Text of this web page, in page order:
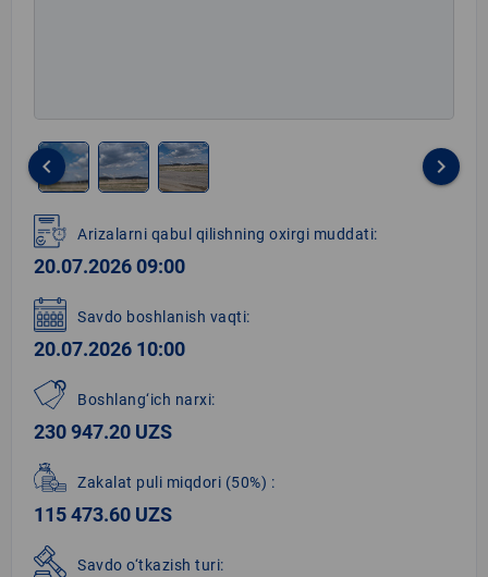
1
of
3
keyboard_arrow_left keyboard_arrow_right
Arizalarni qabul qilishning oxirgi muddati:
20.07.2026 09:00
Savdo boshlanish vaqti:
20.07.2026 10:00
Boshlang‘ich narxi:
230 947.20 UZS
Zakalat puli miqdori (50%) :
115 473.60 UZS
Savdo o‘tkazish turi: